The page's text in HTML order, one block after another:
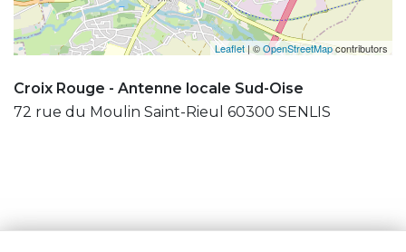
Leaflet | ©OpenStreetMapcontributors
Croix Rouge - Antenne locale Sud-Oise
72 rue du Moulin Saint-Rieul 60300 SENLIS